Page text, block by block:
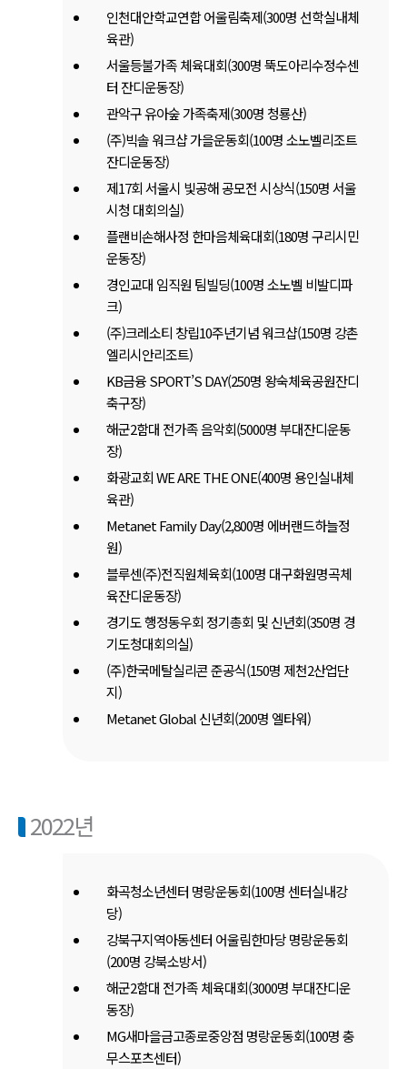
인천대안학교연합 어울림축제(300명 선학실내체
육관)
서울등불가족 체육대회(300명 뚝도아리수정수센
터 잔디운동장)
관악구 유아숲 가족축제(300명 청룡산)
(주)빅솔 워크샵 가을운동회(100명 소노벨리조트
잔디운동장)
제17회 서울시 빛공해 공모전 시상식(150명 서울
시청 대회의실)
플랜비손해사정 한마음체육대회(180명 구리시민
운동장)
경인교대 임직원 팀빌딩(100명 소노벨 비발디파
크)
(주)크레소티 창립10주년기념 워크샵(150명 강촌
엘리시안리조트)
KB금융 SPORT’S DAY(250명 왕숙체육공원잔디
축구장)
해군2함대 전가족 음악회(5000명 부대잔디운동
장)
화광교회 WE ARE THE ONE(400명 용인실내체
육관)
Metanet Family Day(2,800명 에버랜드하늘정
원)
블루센(주)전직원체육회(100명 대구화원명곡체
육잔디운동장)
경기도 행정동우회 정기총회 및 신년회(350명 경
기도청대회의실)
(주)한국메탈실리콘 준공식(150명 제천2산업단
지)
Metanet Global 신년회(200명 엘타워)
2022년
화곡청소년센터 명랑운동회(100명 센터실내강
당)
강북구지역아동센터 어울림한마당 명랑운동회
(200명 강북소방서)
해군2함대 전가족 체육대회(3000명 부대잔디운
동장)
MG새마을금고종로중앙점 명랑운동회(100명 충
무스포츠센터)